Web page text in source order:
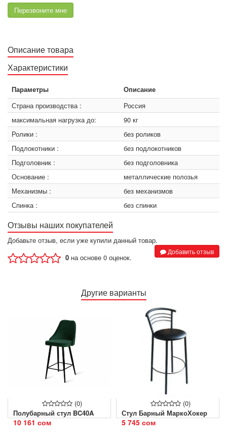
Перезвоните мне
Описание товара
Характеристики
Параметры
Описание
Страна производства :
Россия
максимальная нагрузка до:
90 кг
Ролики :
без роликов
Подлокотники :
без подлокотников
Подголовник :
без подголовника
Основание :
металлические полозья
Механизмы :
без механизмов
Спинка :
без спинки
Отзывы наших покупателей
Добавьте отзыв, если уже купили данный товар.
Добавить отзыв
0 на основе 0 оценок.
Другие варианты
(0)
Полубарный стул BC40A
10 161 сом
(0)
Стул Барный МаркоХокер
5 745 сом